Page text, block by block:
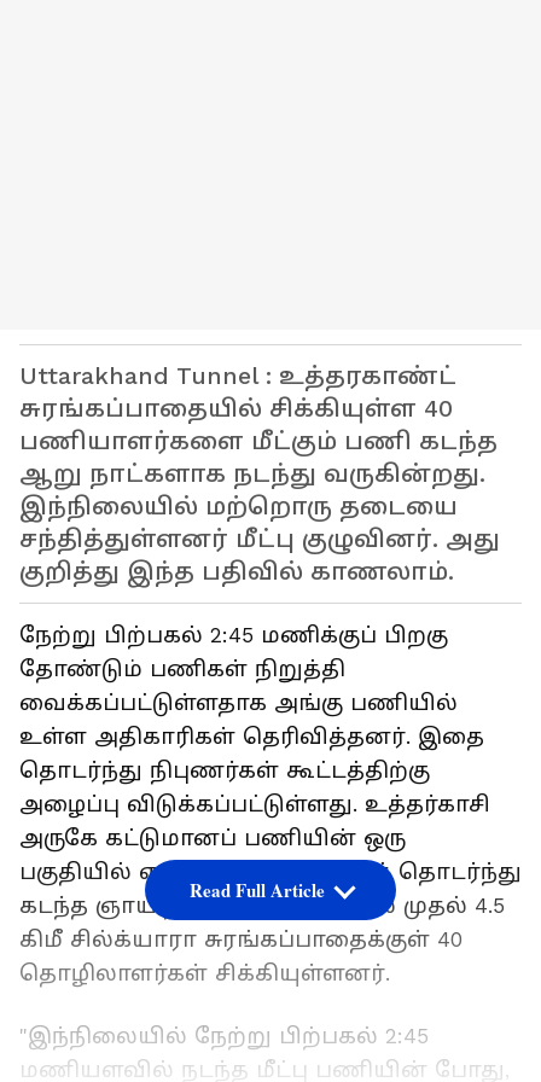
Uttarakhand Tunnel : உத்தரகாண்ட்
சுரங்கப்பாதையில் சிக்கியுள்ள 40
பணியாளர்களை மீட்கும் பணி கடந்த
ஆறு நாட்களாக நடந்து வருகின்றது.
இந்நிலையில் மற்றொரு தடையை
சந்தித்துள்ளனர் மீட்பு குழுவினர். அது
குறித்து இந்த பதிவில் காணலாம்.
நேற்று பிற்பகல் 2:45 மணிக்குப் பிறகு
தோண்டும் பணிகள் நிறுத்தி
வைக்கப்பட்டுள்ளதாக அங்கு பணியில்
உள்ள அதிகாரிகள் தெரிவித்தனர். இதை
தொடர்ந்து நிபுணர்கள் கூட்டத்திற்கு
அழைப்பு விடுக்கப்பட்டுள்ளது. உத்தர்காசி
அருகே கட்டுமானப் பணியின் ஒரு
பகுதியில் ஏற்பட்ட நிலச்சரிவைத் தொடர்ந்து
கடந்த ஞாயிற்றுக்கிழமை காலை முதல் 4.5
கிமீ சில்க்யாரா சுரங்கப்பாதைக்குள் 40
தொழிலாளர்கள் சிக்கியுள்ளனர்.
"இந்நிலையில் நேற்று பிற்பகல் 2:45
மணியளவில் நடந்த மீட்பு பணியின் போது, ​​
Read Full Article